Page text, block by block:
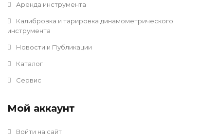
Аренда инструмента
Калибровка и тарировка динамометрического
инструмента
Новости и Публикации
Каталог
Сервис
Мой аккаунт
Войти на сайт